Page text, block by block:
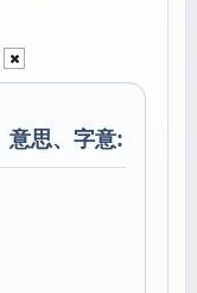
意思、字意: